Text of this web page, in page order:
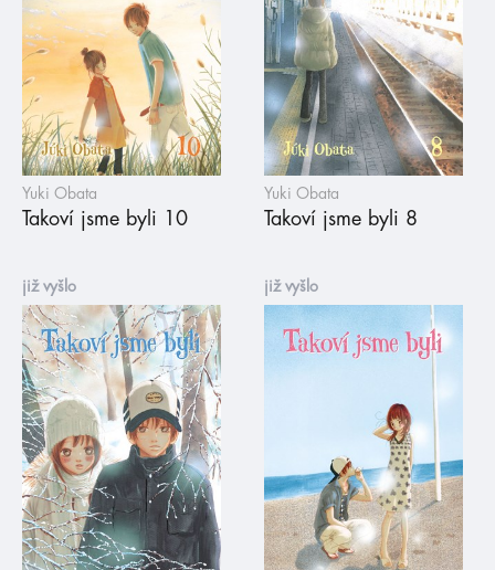
Yuki Obata
Takoví jsme byli 10
Yuki Obata
Takoví jsme byli 8
již vyšlo již vyšlo